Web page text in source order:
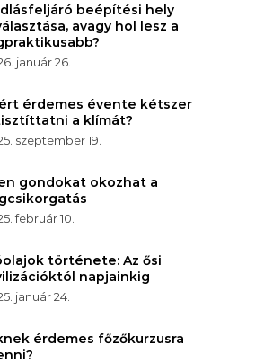
beépítési hely
avagy hol lesz a
január 26.
érdemes évente kétszer
a klímát?
szeptember 19.
gondokat okozhat a
február 10.
története: Az ősi
napjainkig
január 24.
érdemes főzőkurzusra